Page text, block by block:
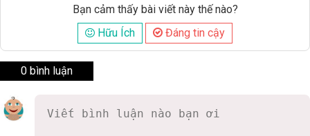
Bạn cảm thấy bài viết này thế nào?
Hữu Ích
Đáng tin cậy
0 bình luận